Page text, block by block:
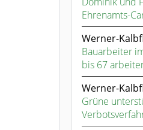
Ehrenamts-
Werner-
Bauarbeiter
bis 67
Werner-
Grüne